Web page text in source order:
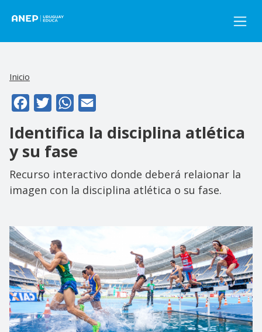
Inicio
FacebookTwitterWhatsApp
Identifica la disciplina atlética
y su fase
Recurso interactivo donde deberá relaionar la
imagen con la disciplina atlética o su fase.